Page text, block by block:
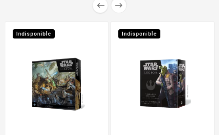
 
Indisponible Indisponible